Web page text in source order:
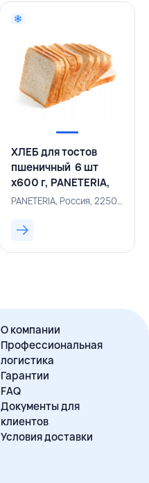
ХЛЕБ для тостов
пшеничный 6 шт
х600 г, PANETERIA,
РОССИЯ
PANETERIA, Россия, 225002778
О компании
Профессиональная
логистика
Гарантии
FAQ
Документы для
клиентов
Условия доставки